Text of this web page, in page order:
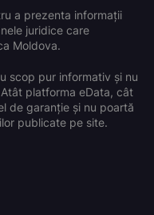
a prezenta informații
juridice care
Moldova.
scop pur informativ și nu
platforma eData, cât
de garanție și nu poartă
publicate pe site.